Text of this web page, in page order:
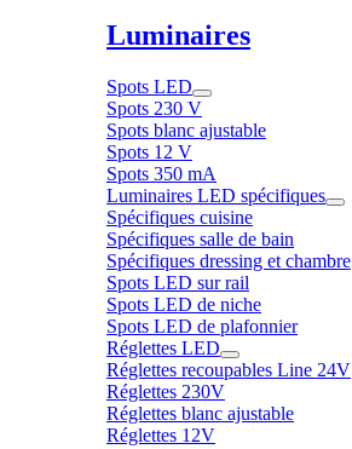
Luminaires
Spots LED
Spots 230 V
Spots blanc ajustable
Spots 12 V
Spots 350 mA
Luminaires LED spécifiques
Spécifiques cuisine
Spécifiques salle de bain
Spécifiques dressing et chambre
Spots LED sur rail
Spots LED de niche
Spots LED de plafonnier
Réglettes LED
Réglettes recoupables Line 24V
Réglettes 230V
Réglettes blanc ajustable
Réglettes 12V